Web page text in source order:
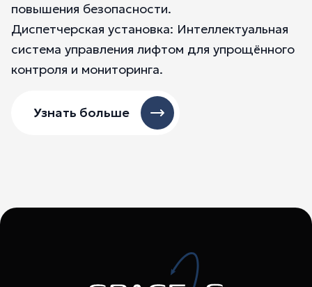
повышения безопасности.
Диспетчерская установка: Интеллектуальная
система управления лифтом для упрощённого
контроля и мониторинга.
Узнать больше